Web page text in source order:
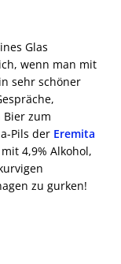
Glas
wenn man mit
sehr schöner
Bier zum
Pils der Eremita
4,9% Alkohol,
zu gurken!